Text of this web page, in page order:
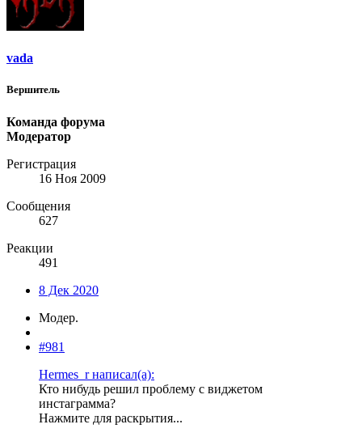
vada
Вершитель
Команда форума
Модератор
Регистрация
16 Ноя 2009
Сообщения
627
Реакции
491
8 Дек 2020
Модер.
#981
Hermes_r написал(а):
Кто нибудь решил проблему с виджетом
инстаграмма?
Нажмите для раскрытия...